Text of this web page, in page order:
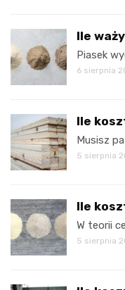
Ile
Piasek
6 sierpnia
Ile
Musisz
5 sierpnia
Ile
W teorii
5 sierpnia